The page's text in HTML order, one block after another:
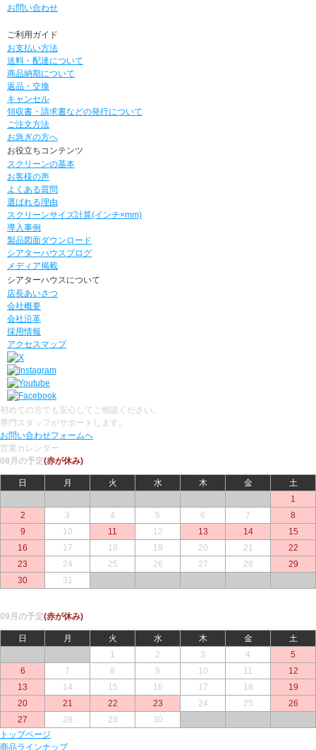
お問い合わせ
ご利用ガイド
お支払い方法
送料・配達について
商品納期について
返品・交換
キャンセル
領収書・請求書などの発行について
ご注文方法
お急ぎの方へ
お役立ちコンテンツ
スクリーンの基本
お客様の声
よくある質問
選ばれる理由
スクリーンサイズ計算(インチ×mm)
導入事例
製品図面ダウンロード
シアターハウスブログ
メディア掲載
シアターハウスについて
店長あいさつ
会社概要
会社沿革
採用情報
アクセスマップ
初めての方でも安心してご相談ください。
専門スタッフがサポートします。
お問い合わせフォームへ
営業カレンダー
08月の予定(赤が休み)
日 月 火 水 木 金
土
1
2
3 4 5 6 7
8
9
10 11 12 13 14
15
16
17 18 19 20 21
22
23
24 25 26 27 28
29
30
31
09月の予定(赤が休み)
日 月 火 水 木 金
土
1 2 3 4
5
6
7 8 9 10 11
12
13
14 15 16 17 18
19
20
21 22 23 24 25
26
27
28 29 30
トップページ
商品ラインナップ